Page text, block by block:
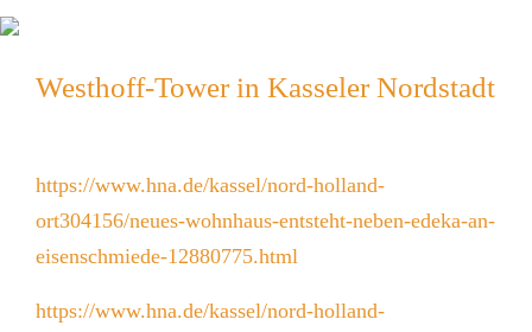
Westhoff-Tower in Kasseler Nordstadt
https://www.hna.de/kassel/nord-holland-
ort304156/neues-wohnhaus-entsteht-neben-edeka-an-
eisenschmiede-12880775.html
https://www.hna.de/kassel/nord-holland-